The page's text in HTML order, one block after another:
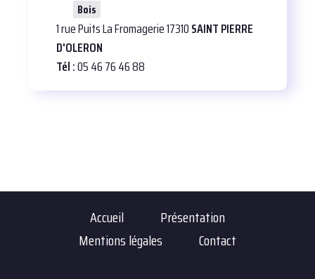
Bois
1 rue Puits La Fromagerie 17310SAINT PIERRE
D'OLERON
Tél :05 46 76 46 88
Accueil
Présentation
Mentions légales
Contact